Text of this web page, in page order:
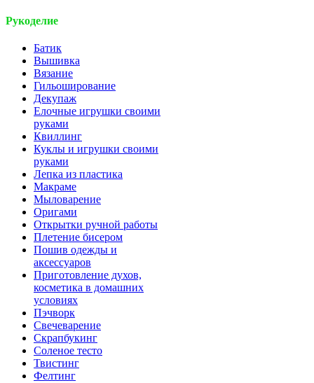
Рукоделие
Батик
Вышивка
Вязание
Гильоширование
Декупаж
Елочные игрушки своими
руками
Квиллинг
Куклы и игрушки своими
руками
Лепка из пластика
Макраме
Мыловарение
Оригами
Открытки ручной работы
Плетение бисером
Пошив одежды и
аксессуаров
Приготовление духов,
косметика в домашних
условиях
Пэчворк
Свечеварение
Скрапбукинг
Соленое тесто
Твистинг
Фелтинг